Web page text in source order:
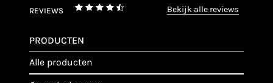
REVIEWS bekijk alle reviews
PRODUCTEN
alle producten